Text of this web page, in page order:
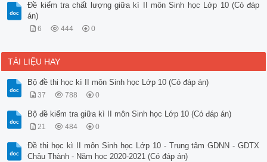
Đề kiểm tra chất lượng giữa kì II môn Sinh học Lớp 10 (Có đáp
án)
6 444 0
TÀI LIỆU HAY
Bộ đề thi học kì II môn Sinh học Lớp 10 (Có đáp án)
37 788 0
Bộ đề kiểm tra giữa kì II môn Sinh học Lớp 10 (Có đáp án)
21 484 0
Đề thi học kì II môn Sinh học Lớp 10 - Trung tâm GDNN - GDTX
Châu Thành - Năm học 2020-2021 (Có đáp án)